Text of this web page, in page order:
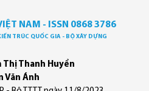
NAM - ISSN 0868 3786
TRÚC QUỐC GIA - BỘ XÂY DỰNG
Thị Thanh Huyền
Văn Ánh